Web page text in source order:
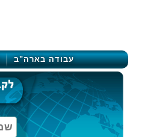
עבודה בארה"ב